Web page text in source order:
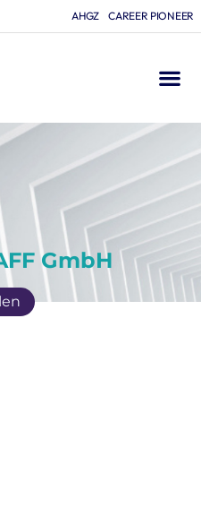
AHGZ CAREER PIONEER
GmbH